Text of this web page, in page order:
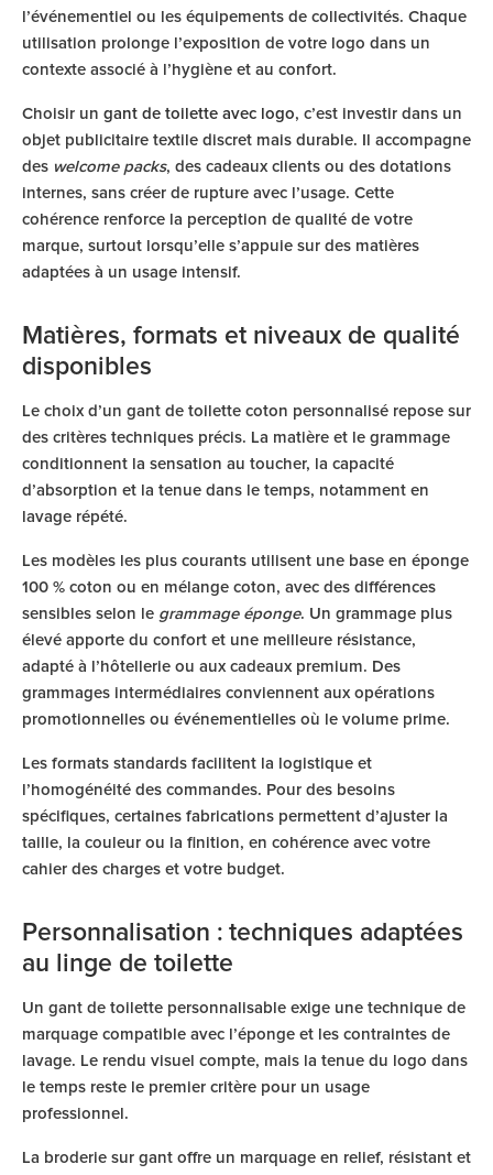
l’événementiel ou les équipements de collectivités. Chaque
utilisation prolonge l’exposition de votre logo dans un
contexte associé à l’hygiène et au confort.
Choisir un gant de toilette avec logo, c’est investir dans un
objet publicitaire textile discret mais durable. Il accompagne
des welcome packs, des cadeaux clients ou des dotations
internes, sans créer de rupture avec l’usage. Cette
cohérence renforce la perception de qualité de votre
marque, surtout lorsqu’elle s’appuie sur des matières
adaptées à un usage intensif.
Matières, formats et niveaux de qualité
disponibles
Le choix d’un gant de toilette coton personnalisé repose sur
des critères techniques précis. La matière et le grammage
conditionnent la sensation au toucher, la capacité
d’absorption et la tenue dans le temps, notamment en
lavage répété.
Les modèles les plus courants utilisent une base en éponge
100 % coton ou en mélange coton, avec des différences
sensibles selon le grammage éponge. Un grammage plus
élevé apporte du confort et une meilleure résistance,
adapté à l’hôtellerie ou aux cadeaux premium. Des
grammages intermédiaires conviennent aux opérations
promotionnelles ou événementielles où le volume prime.
Les formats standards facilitent la logistique et
l’homogénéité des commandes. Pour des besoins
spécifiques, certaines fabrications permettent d’ajuster la
taille, la couleur ou la finition, en cohérence avec votre
cahier des charges et votre budget.
Personnalisation : techniques adaptées
au linge de toilette
Un gant de toilette personnalisable exige une technique de
marquage compatible avec l’éponge et les contraintes de
lavage. Le rendu visuel compte, mais la tenue du logo dans
le temps reste le premier critère pour un usage
professionnel.
La broderie sur gant offre un marquage en relief, résistant et